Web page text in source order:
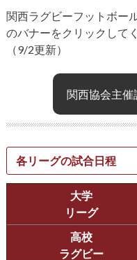
関西ラグビーフットボー
のバナーをクリックして
（9/2更新）
関西協会主催
各リーグの試合日程
大学
リーグ
高校
ラグビー